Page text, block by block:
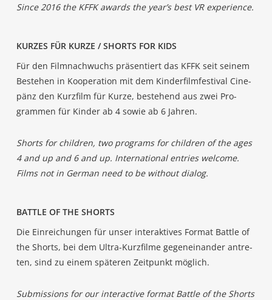
Sin­ce 2016 the KFFK awards the year’s best VR experience.
KUR­ZES FÜR KUR­ZE / SHORTS FOR KIDS
Für den Film­nach­wuchs prä­sen­tiert das KFFK seit sei­nem
Bestehen in Koope­ra­ti­on mit dem Kin­der­film­fes­ti­val Cine­
pänz den Kurz­film für Kur­ze, bestehend aus zwei Pro­
gram­men für Kin­der ab 4 sowie ab 6 Jahren.
Shorts for child­ren, two pro­grams for child­ren of the ages
4 and up and 6 and up. Inter­na­tio­nal ent­ries wel­co­me.
Films not in Ger­man need to be wit­hout dialog.
BATT­LE OF THE SHORTS
Die Ein­rei­chun­gen für unser inter­ak­ti­ves For­mat Batt­le of
the Shorts, bei dem Ultra-Kurz­fil­me gegen­ein­an­der antre­
ten, sind zu einem spä­te­ren Zeit­punkt möglich.
Sub­mis­si­ons for our inter­ac­ti­ve for­mat Batt­le of the Shorts